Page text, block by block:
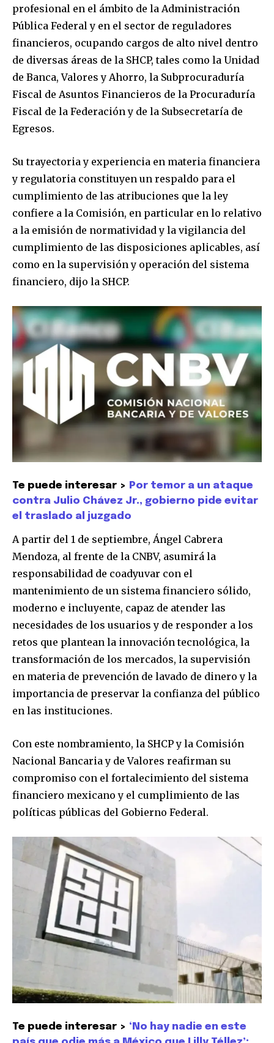
Únete a nuestra comunidad de
suscriptores y sé parte de la
conversación.
Para suscribirte, solo escribe tu dirección de correo eletrónico
y da click en el botón de "suscribir". No te preocupes,
respetamos tu privacidad y no enviaremos correo basura a tu
SUSCRIBIR
Acepto laPolítica de Privacidad.
32,111
Seguidores
32,214
Seguidores
profesional en el ámbito de la Administración
Pública Federal y en el sector de reguladores
financieros, ocupando cargos de alto nivel dentro
de diversas áreas de la SHCP, tales como la Unidad
de Banca, Valores y Ahorro, la Subprocuraduría
Fiscal de Asuntos Financieros de la Procuraduría
Fiscal de la Federación y de la Subsecretaría de
Egresos.
Su trayectoria y experiencia en materia financiera
y regulatoria constituyen un respaldo para el
cumplimiento de las atribuciones que la ley
confiere a la Comisión, en particular en lo relativo
a la emisión de normatividad y la vigilancia del
cumplimiento de las disposiciones aplicables, así
como en la supervisión y operación del sistema
financiero, dijo la SHCP.
Te puede interesar >
Por temor a un ataque
contra Julio Chávez Jr., gobierno pide evitar
el traslado al juzgado
A partir del 1 de septiembre, Ángel Cabrera
Mendoza, al frente de la CNBV, asumirá la
responsabilidad de coadyuvar con el
mantenimiento de un sistema financiero sólido,
moderno e incluyente, capaz de atender las
necesidades de los usuarios y de responder a los
retos que plantean la innovación tecnológica, la
transformación de los mercados, la supervisión
en materia de prevención de lavado de dinero y la
importancia de preservar la confianza del público
en las instituciones.
Con este nombramiento, la SHCP y la Comisión
Nacional Bancaria y de Valores reafirman su
compromiso con el fortalecimiento del sistema
financiero mexicano y el cumplimiento de las
políticas públicas del Gobierno Federal.
Te puede interesar > ‘No hay nadie en este